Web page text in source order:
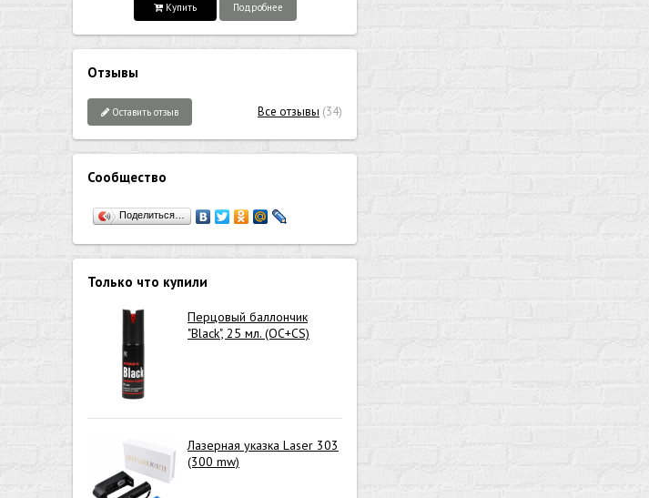
Купить Подробнее
Отзывы
Оставить отзыв Все отзывы (34)
Сообщество
Поделиться…
Только что купили
Перцовый баллончик
"Black", 25 мл. (OC+CS)
Лазерная указка Laser 303
(300 mw)